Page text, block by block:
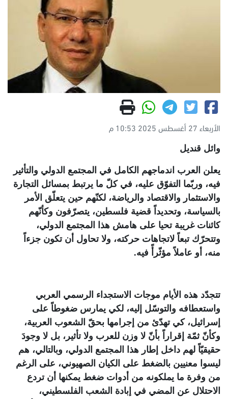
الأربعاء 27 أغسطس 2025 10:53 م
وائل قنديل
يعلن العرب اندماجهم الكامل في المجتمع الدولي والتأثير
فيه، وربّما التفوّق عليه، في كلّ ما يرتبط بمسائل التجارة
والاستثمار والاقتصاد والرياضة، لكنّهم حين يتعلّق الأمر
بالسياسة، وتحديداً قضية فلسطين، يتصرّفون وكأنّهم
كائنات غريبة تحيا على هامش هذا المجتمع الدولي،
وتتحرّك تبعاً لاتجاهات حركته، ولا تحاول أن تكون جزءاً
منه، أو عاملاً مؤثّرأً فيه.
تتجدّد هذه الأيام موجات الاستجداء الرسمي العربي
واستعطافه والتوسّل إليه، لكي يمارس ضغوطاً على
إسرائيل، كي تهدّئ من إجرامها بحقّ الشعوب العربية،
وكأنّ ثمّة إقراراً بأنّ لا وزن للعرب ولا تأثير، بل لا وجودَ
حقيقيّاً لهم داخل إطار هذا المجتمع الدولي، وبالتالي، هم
ليسوا معنيين بالضغط على الكيان الصهيوني، على الرغم
من وفرة ما يملكونه من أدوات ضغط يمكنها أن تردع
الاحتلال عن المضي في إبادة الشعب الفلسطيني،